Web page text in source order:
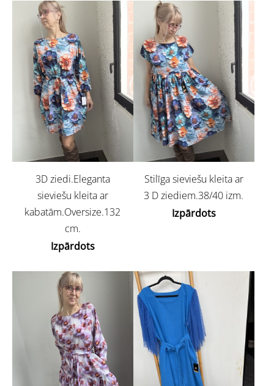
3D ziedi.Eleganta
sieviešu kleita ar
kabatām.Oversize.132
cm.
Izpārdots
Stilīga sieviešu kleita ar
3 D ziediem.38/40 izm.
Izpārdots